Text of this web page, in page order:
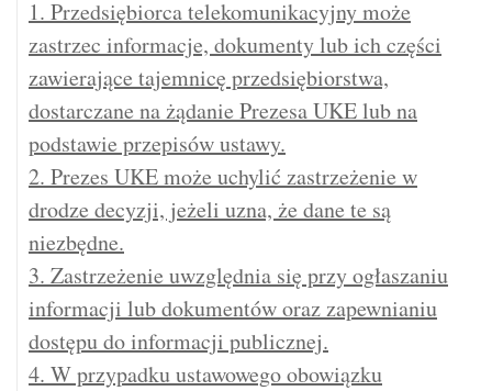
1. Przedsiębiorca telekomunikacyjny może
zastrzec informacje, dokumenty lub ich części
zawierające tajemnicę przedsiębiorstwa,
dostarczane na żądanie Prezesa UKE lub na
podstawie przepisów ustawy.
2. Prezes UKE może uchylić zastrzeżenie w
drodze decyzji, jeżeli uzna, że dane te są
niezbędne.
3. Zastrzeżenie uwzględnia się przy ogłaszaniu
informacji lub dokumentów oraz zapewnianiu
dostępu do informacji publicznej.
4. W przypadku ustawowego obowiązku